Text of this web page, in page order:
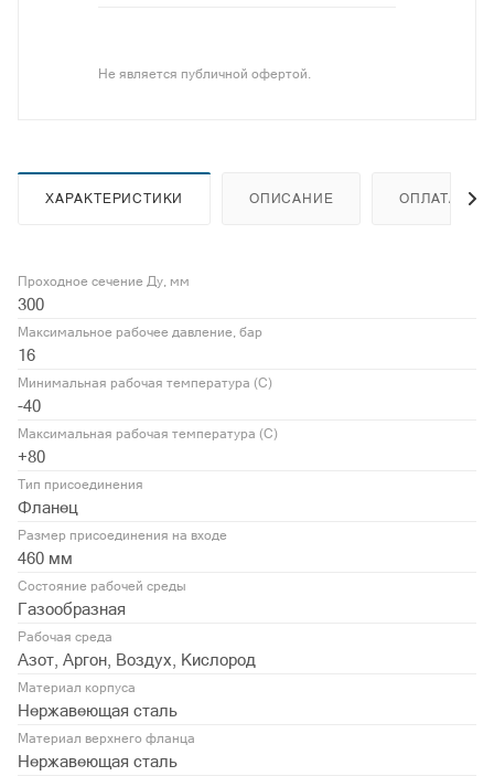
Не является публичной офертой.
ХАРАКТЕРИСТИКИ ОПИСАНИЕ ОПЛАТА
Проходное сечение Ду, мм
300
Максимальное рабочее давление, бар
16
Минимальная рабочая температура (С)
-40
Максимальная рабочая температура (С)
+80
Тип присоединения
Фланец
Размер присоединения на входе
460 мм
Состояние рабочей среды
Газообразная
Рабочая среда
Азот, Аргон, Воздух, Кислород
Материал корпуса
Нержавеющая сталь
Материал верхнего фланца
Нержавеющая сталь